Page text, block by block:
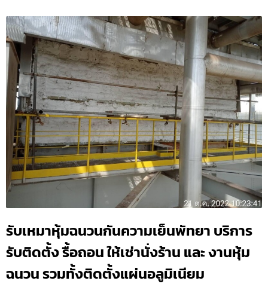
รับเหมาหุ้มฉนวนกันความเย็นพัทยา บริการ
รับติดตั้ง รื้อถอน ให้เช่านั่งร้าน และ งานหุ้ม
ฉนวน รวมทั้งติดตั้งแผ่นอลูมิเนียม